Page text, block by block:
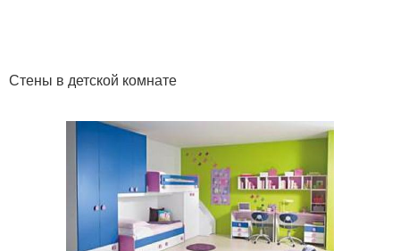
Стены в детской комнате